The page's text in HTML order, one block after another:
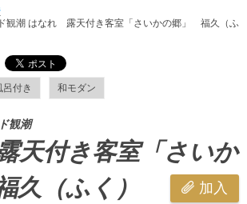
観潮 はなれ 露天付き客室「さいかの郷」 福久（ふ
呂付き 和モダン
観潮
天付き客室「さいか
（ふく）
加入